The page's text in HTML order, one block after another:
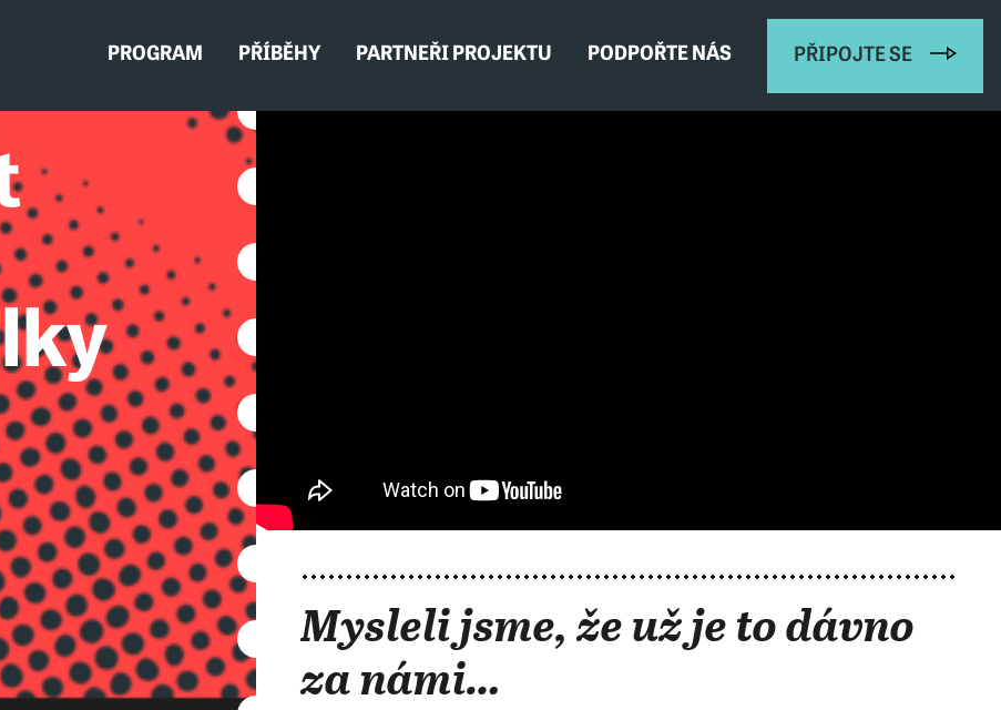
PROGRAM PŘÍBĚHY PARTNEŘI PROJEKTU PODPOŘTE NÁS PŘIPOJTE SE
Mysleli jsme, že už je to dávno
za námi…